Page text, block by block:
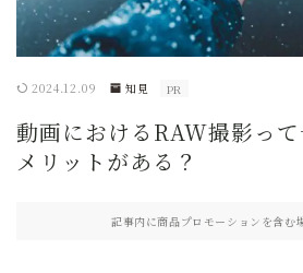
お問合せ
2024.12.09 知見 PR
動画におけるRAW撮影っ
メリットがある？
記事内に商品プロモーションを含む